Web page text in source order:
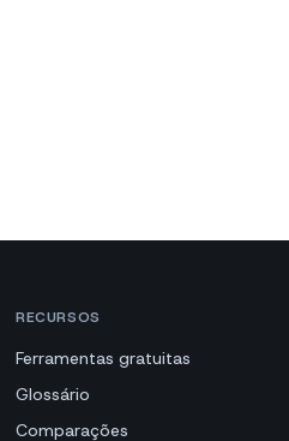
RECURSOS
Ferramentas gratuitas
Glossário
Comparações